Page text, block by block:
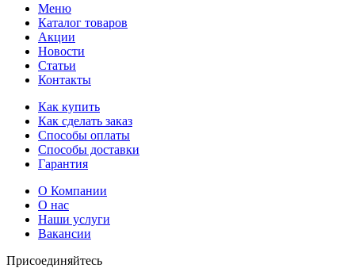
Меню
Каталог товаров
Акции
Новости
Статьи
Контакты
Как купить
Как сделать заказ
Способы оплаты
Способы доставки
Гарантия
О Компании
О нас
Наши услуги
Вакансии
Присоединяйтесь